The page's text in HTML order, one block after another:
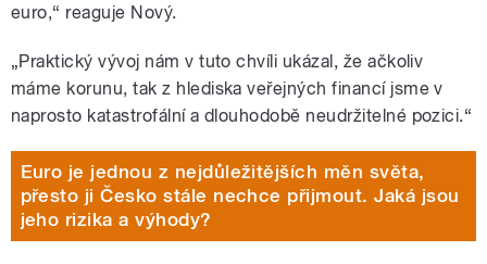
euro,“ reaguje Nový.
„Praktický vývoj nám v tuto chvíli ukázal, že ačkoliv
máme korunu, tak z hlediska veřejných financí jsme v
naprosto katastrofální a dlouhodobě neudržitelné pozici.“
Euro je jednou z nejdůležitějších měn světa,
přesto ji Česko stále nechce přijmout. Jaká jsou
jeho rizika a výhody?